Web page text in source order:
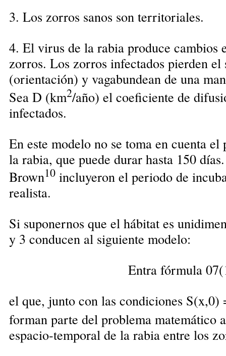
3. Los zorros sanos son territoriales.
4. El virus de la rabia produce cambios
zorros. Los zorros infectados pierden
(orientación) y vagabundean de una
Sea D (km2/año) el coeficiente de
infectados.
En este modelo no se toma en cuenta
la rabia, que puede durar hasta 150
Brown10 incluyeron el periodo de
realista.
Si suponernos que el hábitat es
y 3 conducen al siguiente modelo:
Entra fórmula
el que, junto con las condiciones S(x,0)
forman parte del problema matemático
espacio-temporal de la rabia entre los